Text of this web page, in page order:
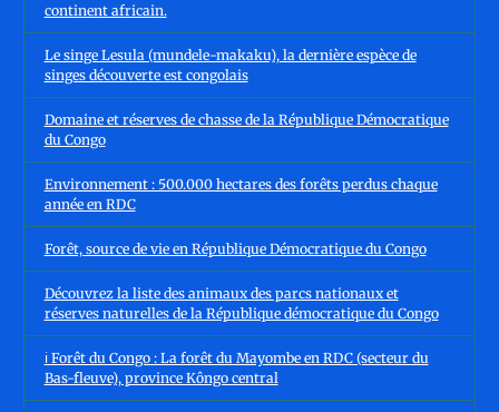
continent africain.
Le singe Lesula (mundele-makaku), la dernière espèce de
singes découverte est congolais
Domaine et réserves de chasse de la République Démocratique
du Congo
Environnement : 500.000 hectares des forêts perdus chaque
année en RDC
Forêt, source de vie en République Démocratique du Congo
Découvrez la liste des animaux des parcs nationaux et
réserves naturelles de la République démocratique du Congo
ℹ️ Forêt du Congo : La forêt du Mayombe en RDC (secteur du
Bas-fleuve), province Kôngo central